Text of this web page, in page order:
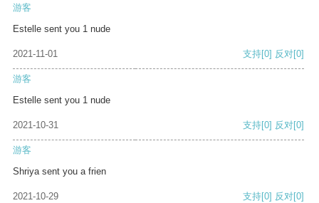
游客
Estelle sent you 1 nude
2021-11-01 支持[0] 反对[0]
游客
Estelle sent you 1 nude
2021-10-31 支持[0] 反对[0]
游客
Shriya sent you a frien
2021-10-29 支持[0] 反对[0]